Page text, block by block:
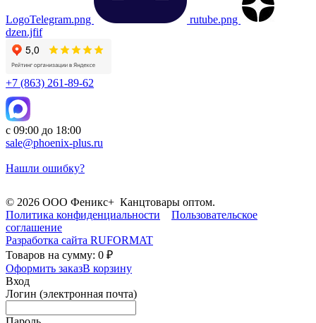
LogoTelegram.png
rutube.png
dzen.jfif
+7 (863) 261-89-62
с 09:00 до 18:00
sale@phoenix-plus.ru
Нашли ошибку?
© 2026 ООО Феникс+ Канцтовары оптом.
Политика конфиденциальности
Пользовательское
соглашение
Разработка сайта RUFORMAT
Товаров на сумму: 0 ₽
Оформить заказВ корзину
Вход
Логин (электронная почта)